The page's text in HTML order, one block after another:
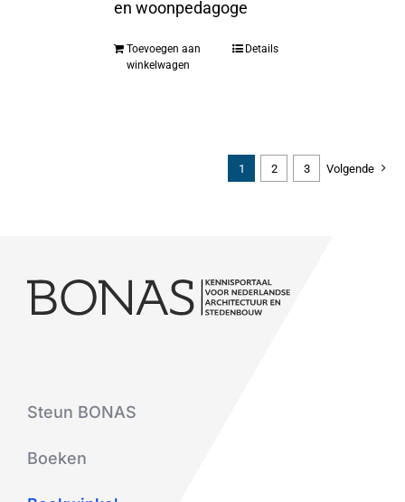
en woonpedagoge
Toevoegen aan
winkelwagen
Details
1 2 3 Volgende
Steun BONAS
Boeken